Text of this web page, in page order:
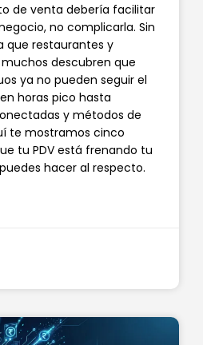
de venta debería facilitar
no complicarla. Sin
que restaurantes y
descubren que
ya no pueden seguir el
horas pico hasta
y métodos de
te mostramos cinco
tu PDV está frenando tu
hacer al respecto.